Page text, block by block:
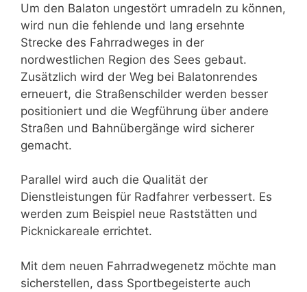
Um den Balaton ungestört umradeln zu können,
wird nun die fehlende und lang ersehnte
Strecke des Fahrradweges in der
nordwestlichen Region des Sees gebaut.
Zusätzlich wird der Weg bei Balatonrendes
erneuert, die Straßenschilder werden besser
positioniert und die Wegführung über andere
Straßen und Bahnübergänge wird sicherer
gemacht.
Parallel wird auch die Qualität der
Dienstleistungen für Radfahrer verbessert. Es
werden zum Beispiel neue Raststätten und
Picknickareale errichtet.
Mit dem neuen Fahrradwegenetz möchte man
sicherstellen, dass Sportbegeisterte auch